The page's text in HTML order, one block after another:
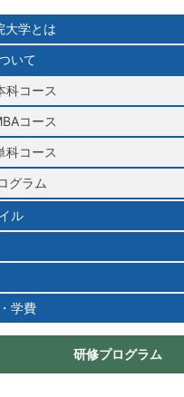
大学とは
いて
科コース
コース
科コース
グラム
ル
学費
研修プログラム